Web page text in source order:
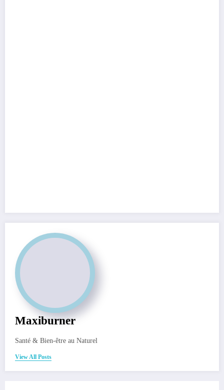
Maxiburner
Santé & Bien-être au Naturel
View All Posts